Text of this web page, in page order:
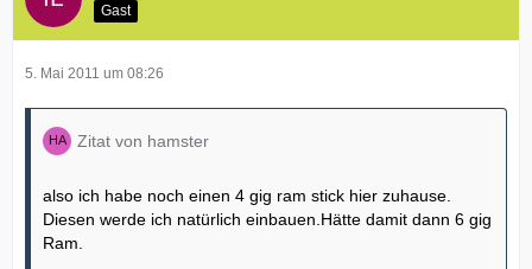
Gast
5. Mai 2011 um 08:26
Zitat von hamster
also ich habe noch einen 4 gig ram stick hier zuhause.
Diesen werde ich natürlich einbauen.Hätte damit dann 6 gig
Ram.